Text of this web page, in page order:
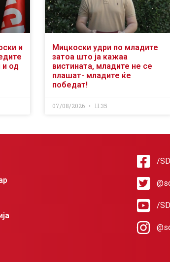
и
и од
Мицкоски удри по младите
затоа што ја кажаа
вистината, младите не се
плашат- младите ќе
победат!
07/08/2026 11:35
/
/